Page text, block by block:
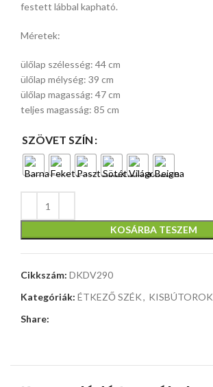
festett lábbal kapható.
Méretek:
ülőlap szélesség: 44 cm
ülőlap mélység: 39 cm
ülőlap magasság: 47 cm
teljes magasság: 85 cm
SZÖVET SZÍN
KOSÁRBA TESZEM
Cikkszám: DKDV290
Kategóriák: ÉTKEZŐ SZÉK, KISBÚTOROK
Share: